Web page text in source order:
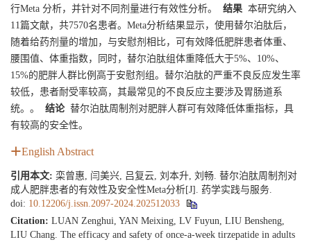
行Meta 分析，并针对不同剂量进行有效性分析。
结果 本研究纳入
11篇文献，共7570名患者。Meta分析结果显示，使用替尔泊肽后，
随着给药剂量的增加，与安慰剂相比，可有效降低肥胖患者体重、
腰围值、体重指数，同时，替尔泊肽组体重降低大于5%、10%、
15%的肥胖人群比例高于安慰剂组。替尔泊肽的严重不良反应发生率
较低，患者耐受率较高，其最常见的不良反应主要涉及胃肠道系
统。。
结论替尔泊肽周制剂对肥胖人群可有效降低体重指标，具
有较高的安全性。
English Abstract
引用本文: 栾曾惠, 闫美兴, 吕复云, 刘本升, 刘畅. 替尔泊肽周制剂对
成人肥胖患者的有效性及安全性Meta分析[J]. 药学实践与服务.
doi: 10.12206/j.issn.2097-2024.202512033
Citation: LUAN Zenghui, YAN Meixing, LV Fuyun, LIU Bensheng,
LIU Chang. The efficacy and safety of once-a-week tirzepatide in adults